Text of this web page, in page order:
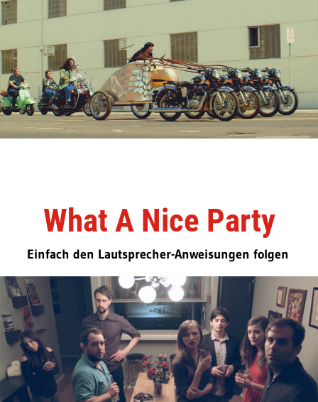
What A Nice Party
Einfach den Lautsprecher-Anweisungen folgen